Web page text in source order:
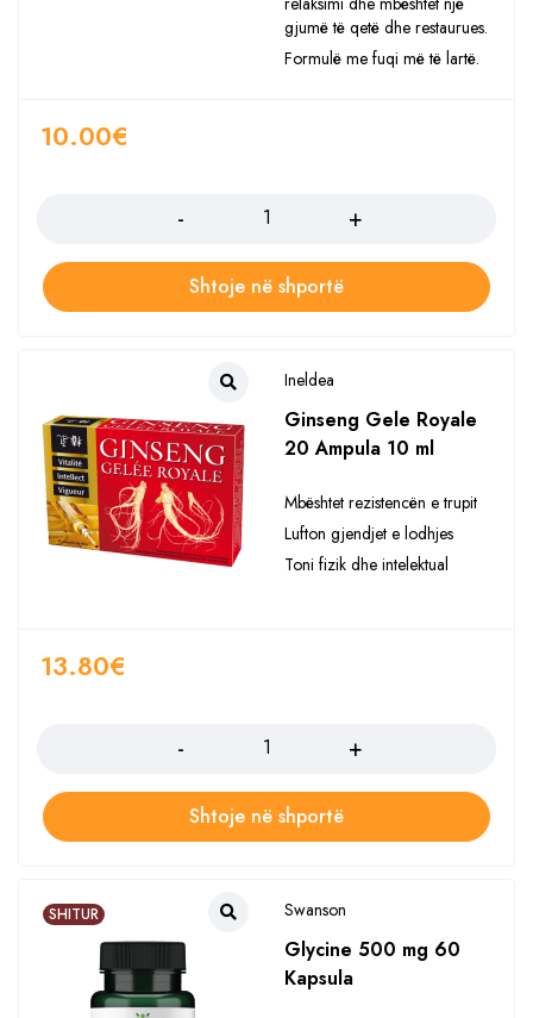
gjumë të qetë dhe restaurues.
Formulë me fuqi më të lartë.
10.00€
Shtoje në shportë
Ineldea
Ginseng Gele Royale
20 Ampula 10 ml
Mbështet rezistencën e trupit
Lufton gjendjet e lodhjes
Toni fizik dhe intelektual
13.80€
Shtoje në shportë
SHITUR Swanson
Glycine 500 mg 60
Kapsula